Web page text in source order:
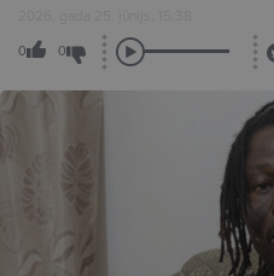
2026. gada 25. jūnijs, 15:38
0 0